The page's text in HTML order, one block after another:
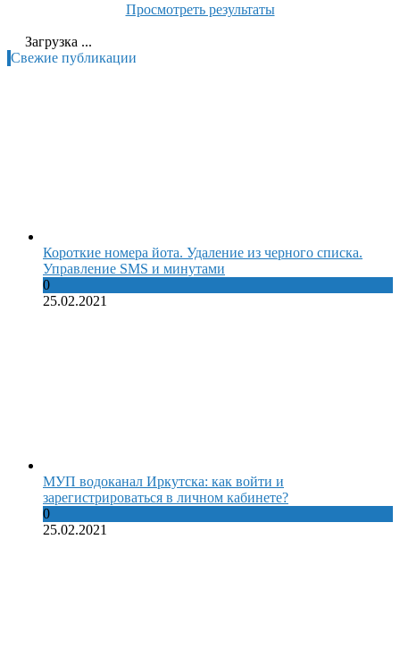
Просмотреть результаты
Загрузка ...
Свежие публикации
Короткие номера йота. Удаление из черного списка.
Управление SMS и минутами
0
25.02.2021
МУП водоканал Иркутска: как войти и
зарегистрироваться в личном кабинете?
0
25.02.2021